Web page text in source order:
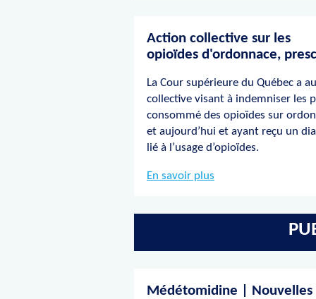
Action collective sur les
opioïdes d'ordonnace,
La Cour supérieure du Québec a
collective visant à indemniser les
consommé des opioïdes sur
et aujourd’hui et ayant reçu un
lié à l’usage d’opioïdes.
En savoir plus
Médétomidine | Nouvelles